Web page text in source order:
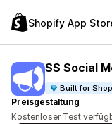
Shopify App
SS Social
Built for
Preisgestaltung
Kostenloser Test